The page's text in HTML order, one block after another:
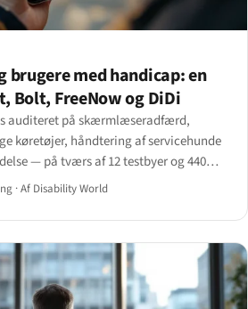
brugere med handicap: en
Bolt, FreeNow og DiDi
auditeret på skærmlæseradfærd,
køretøjer, håndtering af servicehunde
— på tværs af 12 testbyer og 440
·Af Disability World